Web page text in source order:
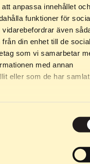
anpassa innehållet och
funktioner för
även
din enhet till de
som vi samarbetar
med annan
eller som de har